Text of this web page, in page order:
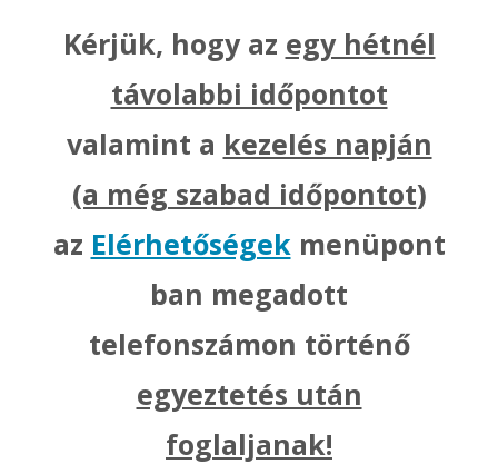
Kérjük, hogy az egy hétnél
távolabbi időpontot
valamint a kezelés napján
(a még szabad időpontot)
az Elérhetőségek menüpont
ban megadott
telefonszámon történő
egyeztetés után
foglaljanak!